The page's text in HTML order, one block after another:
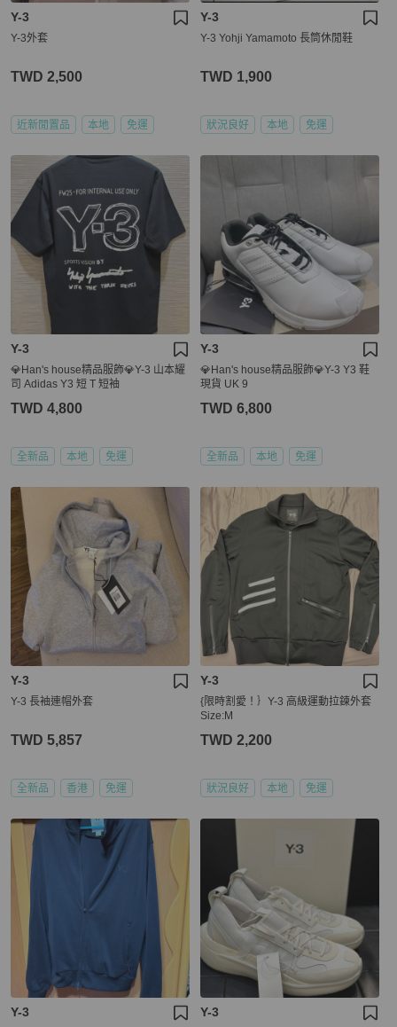
Y-3
Y-3外套
TWD 2,500
近新閒置品 本地 免運
Y-3
Y-3 Yohji Yamamoto 長筒休閒鞋
TWD 1,900
狀況良好 本地 免運
Y-3
💎Han's house精品服飾💎Y-3 山本耀
司 Adidas Y3 短 T 短袖
TWD 4,800
全新品 本地 免運
Y-3
💎Han's house精品服飾💎Y-3 Y3 鞋
現貨 UK 9
TWD 6,800
全新品 本地 免運
Y-3
Y-3 長袖連帽外套
TWD 5,857
全新品 香港 免運
Y-3
{限時割愛！｝Y-3 高級運動拉鍊外套
Size:M
TWD 2,200
狀況良好 本地 免運
Y-3 Y-3